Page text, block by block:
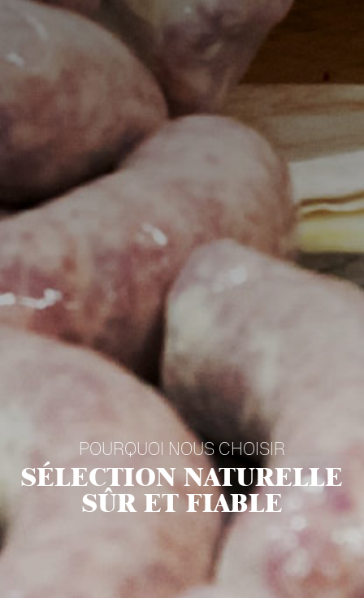
POURQUOI NOUS CHOISIR
SÉLECTION NATURELLE
SÛR ET FIABLE